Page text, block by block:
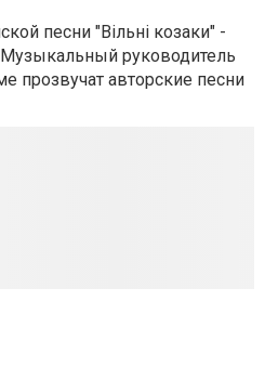
песни "Вільні козаки" -
руководитель
прозвучат авторские песни